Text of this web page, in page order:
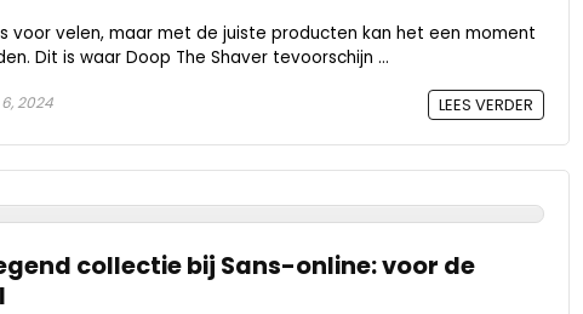
voor velen, maar met de juiste producten kan het een moment
Dit is waar Doop The Shaver tevoorschijn ...
2024 LEES VERDER
collectie bij Sans-online: voor de